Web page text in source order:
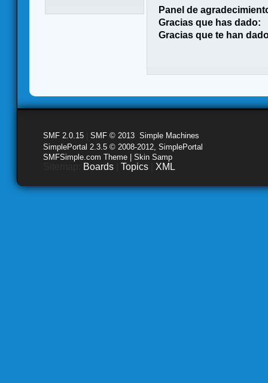
Panel de
Gracias que has dado:
Gracias que te han
SMF 2.0.15 SMF © 2013 Simple Machines
SimplePortal 2.3.5 © 2008-2012, SimplePortal
SMFSimple.com Theme | Skin Samp
Boards Topics XML